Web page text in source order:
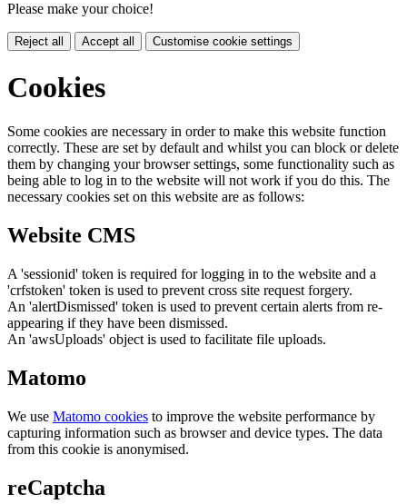
Please make your choice!
Reject all Accept all Customise cookie settings
Cookies
Some cookies are necessary in order to make this website function
correctly. These are set by default and whilst you can block or delete
them by changing your browser settings, some functionality such as
being able to log in to the website will not work if you do this. The
necessary cookies set on this website are as follows:
Website CMS
A 'sessionid' token is required for logging in to the website and a
'crfstoken' token is used to prevent cross site request forgery.
An 'alertDismissed' token is used to prevent certain alerts from re-
appearing if they have been dismissed.
An 'awsUploads' object is used to facilitate file uploads.
Matomo
We use Matomo cookies to improve the website performance by
capturing information such as browser and device types. The data
from this cookie is anonymised.
reCaptcha